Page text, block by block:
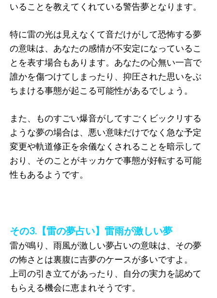
いることを教えてくれている警告夢となります。
特に雷の光は見えなくて音だけがして恐怖する夢
の意味は、あなたの感情が不安定になっているこ
とを表す場合もあります。あなたの心無い一言で
誰かを傷つけてしまったり、抑圧された思いをぶ
ちまける事態が起こる可能性があるでしょう。
また、ものすごい爆音がしてすごくビックリする
ような夢の場合は、悪い意味だけでなく急な予定
変更や軌道修正を余儀なくされることを暗示して
おり、そのことがキッカケで事態が好転する可能
性もあるようです。
その3.【雷の夢占い】雷雨が激しい夢
雷が鳴り、雨風が激しい夢占いの意味は、その夢
の怖さとは裏腹に吉夢のケースが多いですよ。
上司の引き立てがあったり、自分の実力を認めて
もらえる機会に恵まれそうです。